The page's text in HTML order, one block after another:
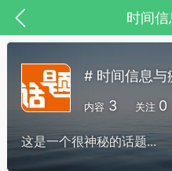
时间
# 时间信息与
内容 3 关注 0
这是一个很神秘的话题...